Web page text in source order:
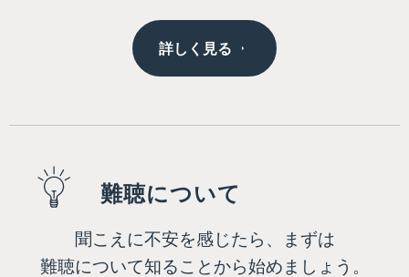
詳しく見る
難聴について
聞こえに不安を感じたら、まずは
難聴について知ることから始めましょう。